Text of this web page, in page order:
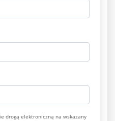
drogą elektroniczną na wskazany